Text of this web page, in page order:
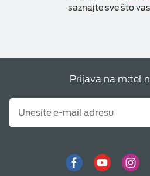
saznajte sve što
Prijava na m:tel